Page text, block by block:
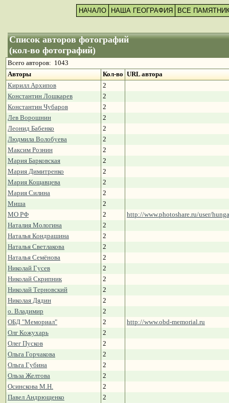
НАЧАЛО НАША ГЕОГРАФИЯ ВСЕ
Список авторов фотографий
(кол-во фотографий)
Всего авторов: 1043
Авторы
Кол-во URL автора
Кирилл Архипов
2
Константин Лошкарев
2
Константин Чубаров
2
Лев Ворошнин
2
Леонид Бабенко
2
Людмила Волобуева
2
Максим Рознин
2
Мария Барковская
2
Мария Димитренко
2
Мария Кощавцева
2
Мария Силина
2
Миша
2
МО РФ
2
http://www.photoshare.ru/user/
Наталия Мологина
2
Наталья Кондрашина
2
Наталья Светлакова
2
Наталья Семёнова
2
Николай Гусев
2
Николай Скрипник
2
Николай Терновский
2
Николая Дядин
2
о. Владимир
2
ОБД "Мемориал"
2
http://www.obd-memorial.ru
Олг Кожухарь
2
Олег Пусков
2
Ольга Горчакова
2
Ольга Губина
2
Ольза Желтова
2
Осинскова М.Н.
2
Павел Андрющенко
2